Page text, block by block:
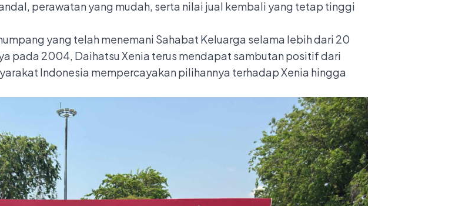
perawatan yang mudah, serta nilai jual kembali yang tetap tinggi
yang telah menemani Sahabat Keluarga selama lebih dari 20
pada 2004, Daihatsu Xenia terus mendapat sambutan positif dari
Indonesia mempercayakan pilihannya terhadap Xenia hingga